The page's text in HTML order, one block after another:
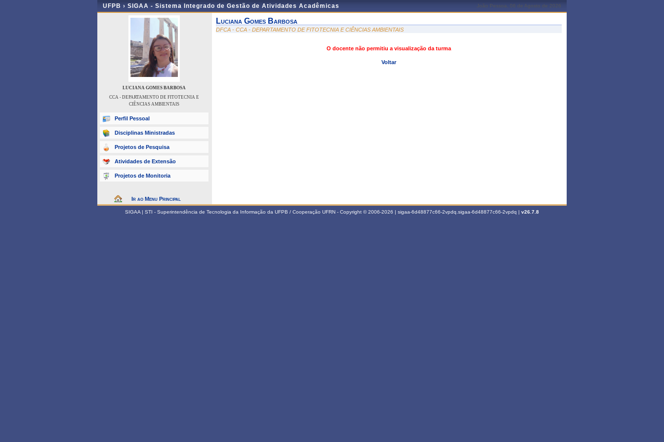
UFPB › SIGAA - Sistema Integrado de Gestão de Atividades Acadêmicas João Pessoa, 06 de Agosto de 2026
LUCIANA GOMES BARBOSA
CCA - DEPARTAMENTO DE FITOTECNIA E
CIÊNCIAS AMBIENTAIS
Perfil Pessoal
Disciplinas Ministradas
Projetos de Pesquisa
Atividades de Extensão
Projetos de Monitoria
Ir ao Menu Principal
Luciana Gomes Barbosa
DFCA - CCA - DEPARTAMENTO DE FITOTECNIA E CIÊNCIAS AMBIENTAIS
O docente não permitiu a visualização da turma
Voltar
SIGAA | STI - Superintendência de Tecnologia da Informação da UFPB / Cooperação UFRN - Copyright © 2006-2026 | sigaa-6d48877c66-2vpdq.sigaa-6d48877c66-2vpdq | v26.7.8